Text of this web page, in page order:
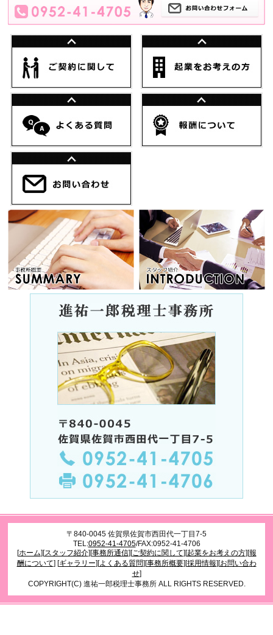
〒840-0045 佐賀県佐賀市西田代一丁目7-5
TEL:0952-41-4705/FAX:0952-41-4706
[ホーム][スタッフ紹介][事務所通信][ご契約に関して][起業をお考えの方][報
酬について] [ギャラリー][よくある質問][事務所概要][採用情報][お問い合わ
せ]
COPYRIGHT(C) 進祐一郎税理士事務所 ALL RIGHTS RESERVED.